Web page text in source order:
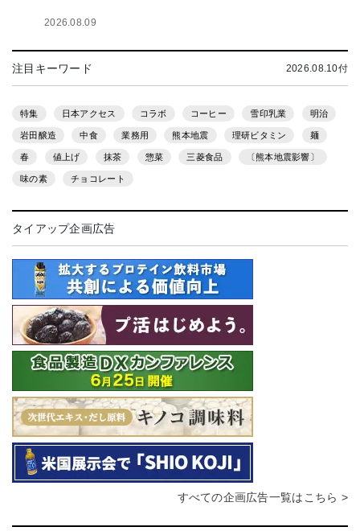
2026.08.09
注目キーワード 2026.08.10付
特集 日本アクセス コラボ コーヒー 雪印乳業 明治
岩田醸造 中食 業務用 熊本地震 理研ビタミン 麺
春 値上げ 抹茶 惣菜 三菱食品 〔熊本地震影響〕
味の素 チョコレート
タイアップ企画広告
すべての企画広告一覧はこちら >